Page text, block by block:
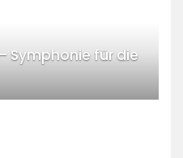
Symphonie für die